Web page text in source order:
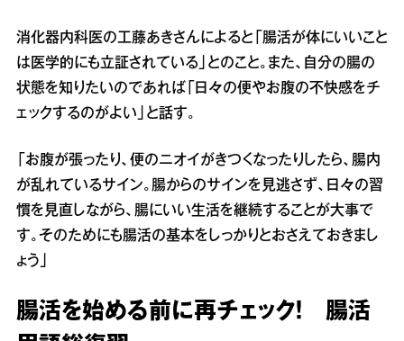
消化器内科医の工藤あきさんによると「腸活が体にいいこと
は医学的にも立証されている」とのこと。また、自分の腸の
状態を知りたいのであれば「日々の便やお腹の不快感をチ
ェックするのがよい」と話す。
「お腹が張ったり、便のニオイがきつくなったりしたら、腸内
が乱れているサイン。腸からのサインを見逃さず、日々の習
慣を見直しながら、腸にいい生活を継続することが大事で
す。そのためにも腸活の基本をしっかりとおさえておきまし
ょう」
腸活を始める前に再チェック！ 腸活